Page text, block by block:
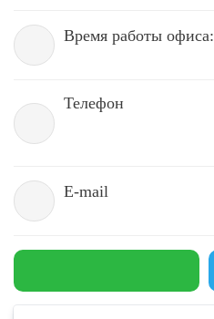
Время работы офиса:
Телефон
E-mail